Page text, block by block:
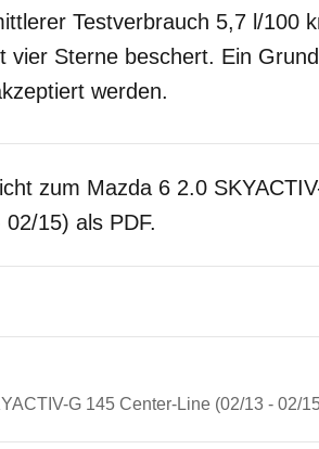
Testverbrauch 5,7 l/100
vier Sterne beschert. Ein
werden.
zum Mazda 6 2.0
15) als PDF.
G 145 Center-Line (02/13 - 02/